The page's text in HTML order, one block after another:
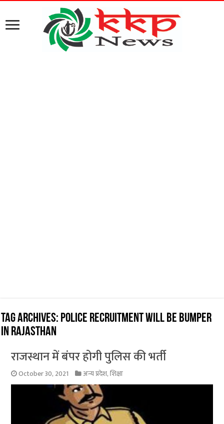
Tag Archives: Police recruitment will be bumper
in Rajasthan
राजस्थान में बंपर होगी पुलिस की भर्ती
October 30, 2021 अन्य प्रदेश,शिक्षा